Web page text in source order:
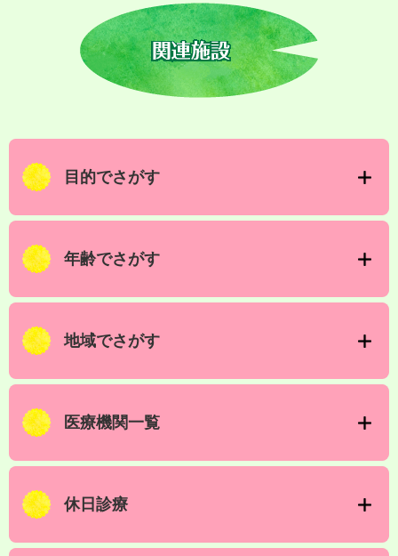
目的でさがす
年齢でさがす
地域でさがす
医療機関一覧
休日診療